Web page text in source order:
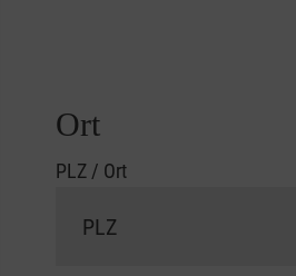
Ort
PLZ / Ort